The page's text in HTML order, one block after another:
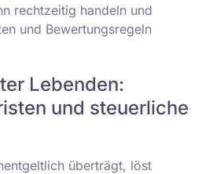
rechtzeitig handeln und
und Bewertungsregeln
Lebenden:
und steuerliche
überträgt, löst